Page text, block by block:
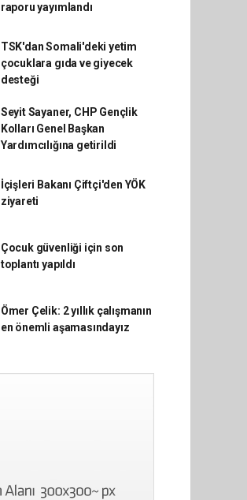
raporu yayımlandı
TSK'dan Somali'deki yetim
çocuklara gıda ve giyecek
desteği
Seyit Sayaner, CHP Gençlik
Kolları Genel Başkan
Yardımcılığına getirildi
İçişleri Bakanı Çiftçi'den YÖK
ziyareti
Çocuk güvenliği için son
toplantı yapıldı
Ömer Çelik: 2 yıllık çalışmanın
en önemli aşamasındayız